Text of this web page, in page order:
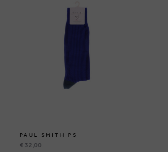
PAUL SMITH PS
€ 32,00